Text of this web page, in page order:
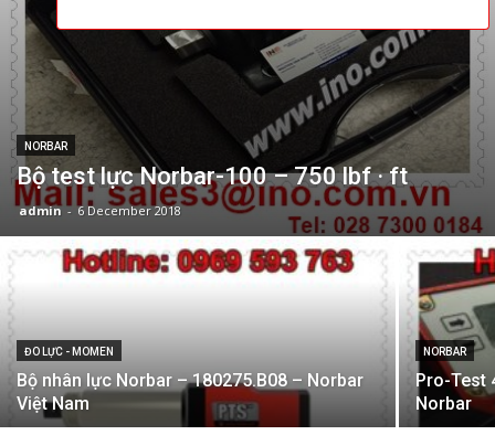
NORBAR
Bộ test lực Norbar-100 – 750 lbf · ft
admin - 6 December 2018
ĐO LỰC - MOMEN
Bộ nhân lực Norbar – 180275.B08 – Norbar
Việt Nam
NORBAR
Pro-Test
Norbar